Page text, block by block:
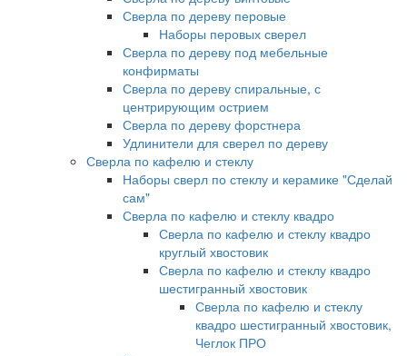
Сверла по дереву перовые
Наборы перовых сверел
Сверла по дереву под мебельные
конфирматы
Сверла по дереву спиральные, с
центрирующим острием
Сверла по дереву форстнера
Удлинители для сверел по дереву
Сверла по кафелю и стеклу
Наборы сверл по стеклу и керамике "Сделай
сам"
Сверла по кафелю и стеклу квадро
Сверла по кафелю и стеклу квадро
круглый хвостовик
Сверла по кафелю и стеклу квадро
шестигранный хвостовик
Сверла по кафелю и стеклу
квадро шестигранный хвостовик,
Чеглок ПРО